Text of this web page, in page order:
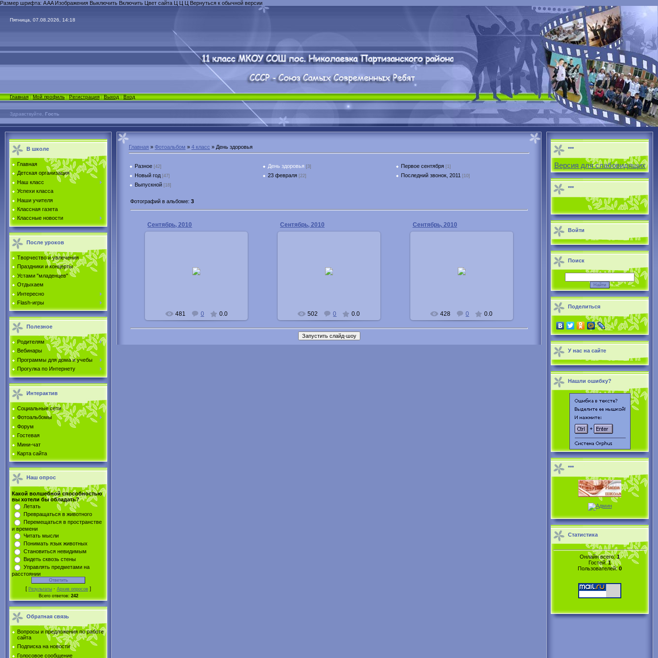
Размер шрифта: AAAИзображения Выключить Включить Цвет сайта Ц Ц Ц Вернуться к обычной версии
Пятница, 07.08.2026, 14:18
Главная|Мой профиль|Регистрация |Выход|Вход
Здравствуйте, Гость
В школе
Главная
Детская организация
Наш класс
Успехи класса
Наши учителя
Классная газета
Классные новости
После уроков
Творчество и увлечения
Праздники и концерты
Устами "младенцев"
Отдыхаем
Интересно
Flash-игры
Полезное
Родителям
Вебинары
Программы для дома и учебы
Прогулка по Интернету
Интерактив
Социальные сети
Фотоальбомы
Форум
Гостевая
Мини-чат
Карта сайта
Наш опрос
Какой волшебной способностью
вы хотели бы обладать?
Летать
Превращаться в животного
Перемещаться в пространстве
и времени
Читать мысли
Понимать язык животных
Становиться невидимым
Видеть сквозь стены
Управлять предметами на
расстоянии
[ Результаты · Архив опросов ]
Всего ответов: 242
Обратная связь
Вопросы и предложения по работе
сайта
Подписка на новости
Голосовое сообщение
Главная » Фотоальбом » 4 класс » День здоровья
Разное [42] День здоровья [3] Первое сентября [1]
Новый год [47] 23 февраля [22] Последний звонок, 2011 [10]
Выпускной [18]
Фотографий в альбоме: 3
Сентябрь, 2010
481 0 0.0
Сентябрь, 2010
502 0 0.0
Сентябрь, 2010
428 0 0.0
***
Версия для слабовидящих
***
Войти
Поиск
Поделиться
У нас на сайте
Нашли ошибку?
***
Статистика
Онлайн всего: 1
Гостей:1
Пользователей:0